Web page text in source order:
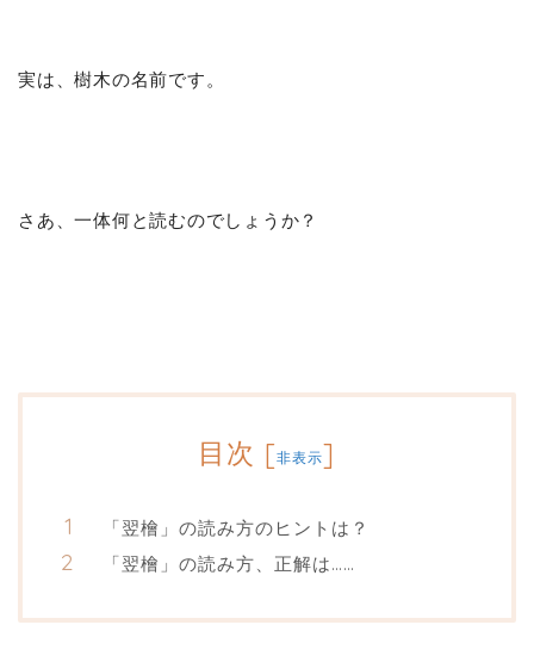
実は、樹木の名前です。
さあ、一体何と読むのでしょうか？
目次 [非表示]
「翌檜」の読み方のヒントは？
「翌檜」の読み方、正解は……